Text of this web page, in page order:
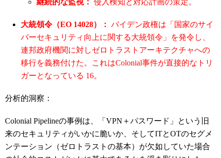
継続的な監視： 侵入検知と対応計画の策定。
大統領令（EO 14028）： バイデン政権は「国家のサイ
バーセキュリティ向上に関する大統領令」を発令し、
連邦政府機関に対しゼロトラストアーキテクチャへの
移行を義務付けた。これはColonial事件が直接的なトリ
ガーとなっている 16。
分析的洞察：
Colonial Pipelineの事例は、「VPN＋パスワード」という旧
来のセキュリティがいかに脆いか、そしてITとOTのセグメ
ンテーション（ゼロトラストの基本）が欠如していた場合